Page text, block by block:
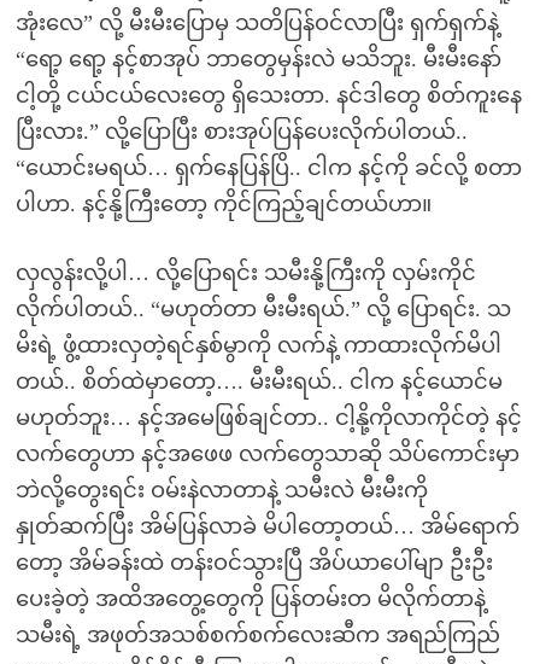
အုံးလေ” လို့ မီးမီးပြောမှ သတိပြန်ဝင်လာပြီး ရှက်ရှက်နဲ့
“ရော့ ရော့ နင့်စာအုပ် ဘာတွေမှန်းလဲ မသိဘူး. မီးမီးနော်
ငါ့တို့ ငယ်ငယ်လေးတွေ ရှိသေးတာ. နင်ဒါတွေ စိတ်ကူးနေ
ပြီးလား.” လို့ပြောပြီး စားအုပ်ပြန်ပေးလိုက်ပါတယ်..
“ယောင်းမရယ်… ရှက်နေပြန်ပြိ.. ငါက နင့်ကို ခင်လို့ စတာ
ပါဟာ. နင့်နို့ကြီးတော့ ကိုင်ကြည့်ချင်တယ်ဟာ။
လှလွန်းလို့ပါ… လို့ပြောရင်း သမီးနို့ကြီးကို လှမ်းကိုင်
လိုက်ပါတယ်.. “မဟုတ်တာ မီးမီးရယ်.” လို့ ပြောရင်း. သ
မိးရဲ့ ဖွံ့ထားလှတဲ့ရင်နှစ်မွာကို လက်နဲ့ ကာထားလိုက်မိပါ
တယ်.. စိတ်ထဲမှာတော့…. မီးမီးရယ်.. ငါက နင့်ယောင်မ
မဟုတ်ဘူး… နင့်အမေဖြစ်ချင်တာ.. ငါ့နို့ကိုလာကိုင်တဲ့ နင့်
လက်တွေဟာ နင့်အဖေဖ လက်တွေသာဆို သိပ်ကောင်းမှာ
ဘဲလို့တွေးရင်း ဝမ်းနဲလာတာနဲ့ သမီးလဲ မီးမီးကို
နှုတ်ဆက်ပြီး အိမ်ပြန်လာခဲ မိပါတော့တယ်… အိမ်ရောက်
တော့ အိမ်ခန်းထဲ တန်းဝင်သွားပြီ အိပ်ယာပေါ်မျာ ဦးဦး
ပေးခဲ့တဲ့ အထိအတွေ့တွေကို ပြန်တမ်းတ မိလိုက်တာနဲ့
သမီးရဲ့ အဖုတ်အသစ်စက်စက်လေးဆီက အရည်ကြည်